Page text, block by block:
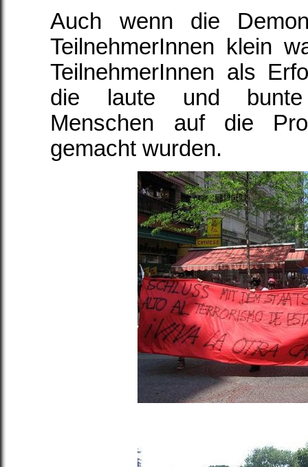
Auch wenn die
TeilnehmerInnen klein
TeilnehmerInnen als
die laute und bunte
Menschen auf die
gemacht wurden.